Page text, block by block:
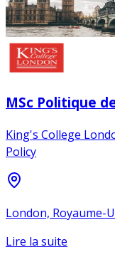
MSc Politique
King's College
Policy
London, Royaume-
Lire la suite